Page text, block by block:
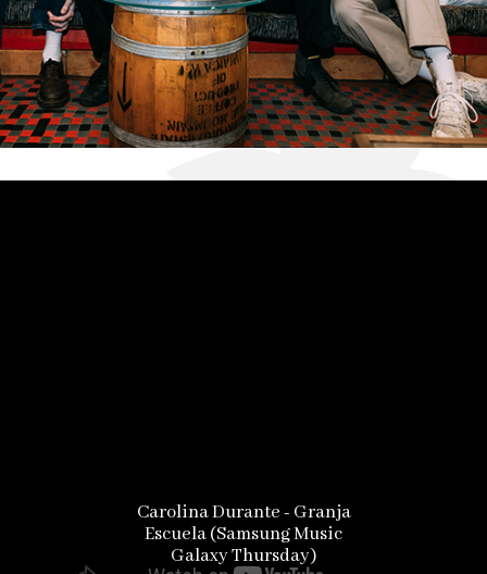
Carolina Durante - Granja
Escuela (Samsung Music
Galaxy Thursday)